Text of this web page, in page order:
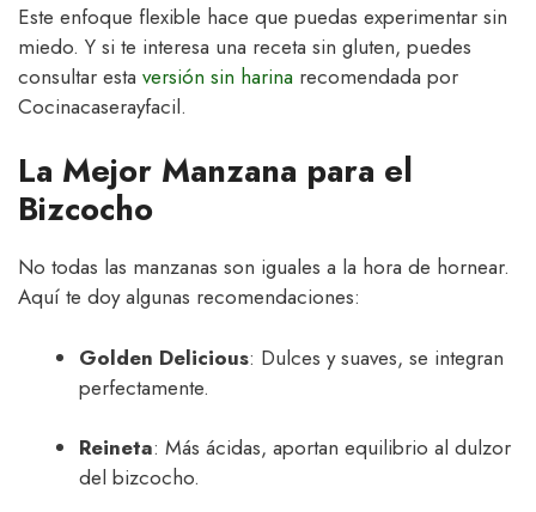
Este enfoque flexible hace que puedas experimentar sin
miedo. Y si te interesa una receta sin gluten, puedes
consultar esta versión sin harina recomendada por
Cocinacaserayfacil.
La Mejor Manzana para el
Bizcocho
No todas las manzanas son iguales a la hora de hornear.
Aquí te doy algunas recomendaciones:
Golden Delicious: Dulces y suaves, se integran
perfectamente.
Reineta: Más ácidas, aportan equilibrio al dulzor
del bizcocho.